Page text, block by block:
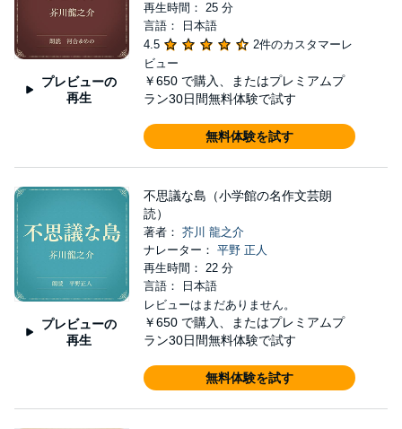
プレビューの
再生
再生時間： 25 分
言語： 日本語
4.5
2件のカスタマーレ
ビュー
￥650 で購入、またはプレミアムプ
ラン30日間無料体験で試す
無料体験を試す
プレビューの
再生
不思議な島（小学館の名作文芸朗
読）
著者： 芥川 龍之介
ナレーター： 平野 正人
再生時間： 22 分
言語： 日本語
レビューはまだありません。
￥650 で購入、またはプレミアムプ
ラン30日間無料体験で試す
無料体験を試す